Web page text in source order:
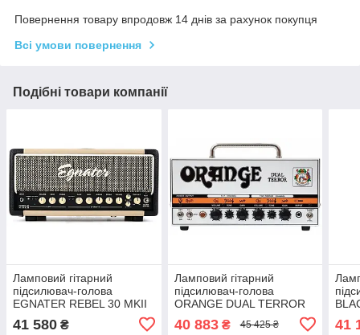
Повернення товару впродовж 14 днів за рахунок покупця
Всі умови повернення
Подібні товари компанії
Ламповий гітарний
підсилювач-голова
EGNATER REBEL 30 MKII
41 580 ₴
Ламповий гітарний
підсилювач-голова
ORANGE DUAL TERROR
40 883₴ 45 425 ₴ 41